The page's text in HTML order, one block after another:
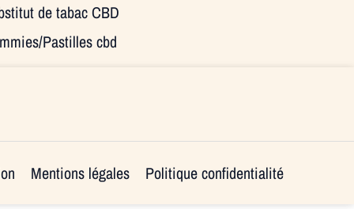
de tabac CBD
Pastilles cbd
Mentions légales Politique confidentialité